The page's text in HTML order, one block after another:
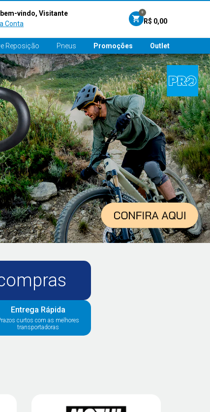
vindo, Visitante
Conta
0
R$ 0,00
Reposição Pneus Promoções Outlet
Entrega Rápida
curtos com as melhores
transportadoras